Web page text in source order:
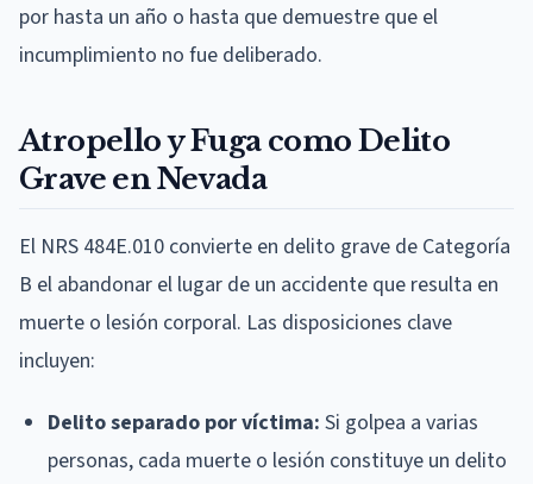
por hasta un año o hasta que demuestre que el
incumplimiento no fue deliberado.
Atropello y Fuga como Delito
Grave en Nevada
El NRS 484E.010 convierte en delito grave de Categoría
B el abandonar el lugar de un accidente que resulta en
muerte o lesión corporal. Las disposiciones clave
incluyen:
Delito separado por víctima: Si golpea a varias
personas, cada muerte o lesión constituye un delito